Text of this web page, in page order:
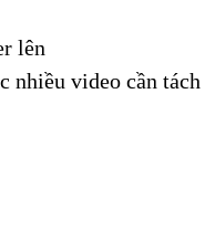
lên
video cần